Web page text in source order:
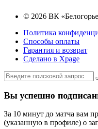
© 2026 ВК
Политика
Способы оплаты
Гарантия и возврат
Сделано в Xpage
Вы успешно
За 10 минут до матча вам
(указанную в профиле) о